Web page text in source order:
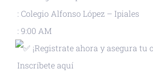
: Colegio Alfonso López – Ipiales
: 9:00 AM
¡Registrate ahora y asegura tu
Inscríbete aquí